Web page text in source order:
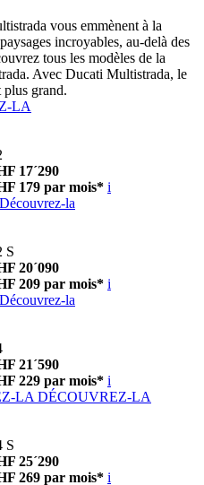
vous emmènent à la
incroyables, au-delà des
tous les modèles de la
Avec Ducati Multistrada, le
plus grand.
LA
17´290
179 par mois* i
Découvrez-la
S
20´090
209 par mois* i
Découvrez-la
21´590
229 par mois* i
LA DÉCOUVREZ-LA
S
25´290
269 par mois* i